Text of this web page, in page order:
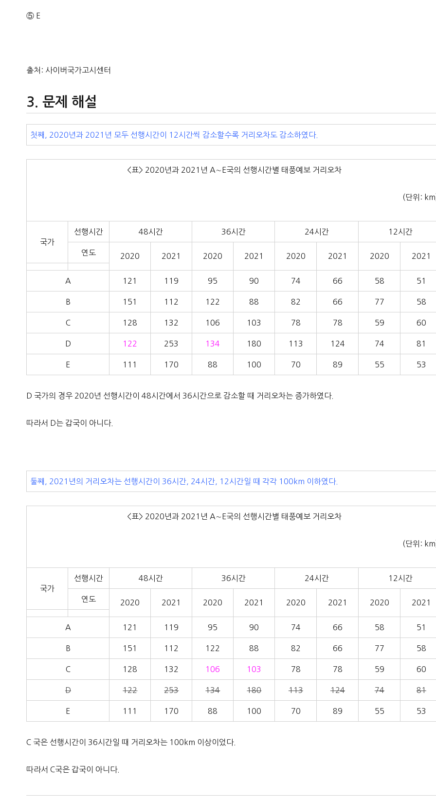
⑤ E
출처: 사이버국가고시센터
문제 해설
첫째, 2020년과 2021년 모두 선행시간이 12시간씩 감소할수록 거리오차도 감소하였다.
<표> 2020년과 2021년 A∼E국의 선행시간별 태풍예보 거리오차
(단위:
국가
선행시간 48시간 36시간 24시간 12시간
연도 2020 2021 2020 2021 2020 2021 2020 2021
A 121 119 95 90 74 66 58 51
B 151 112 122 88 82 66 77 58
C 128 132 106 103 78 78 59 60
D 122 253 134 180 113 124 74 81
E 111 170 88 100 70 89 55 53
D 국가의 경우 2020년 선행시간이 48시간에서 36시간으로 감소할 때 거리오차는 증가하였다.
따라서 D는 갑국이 아니다.
둘째, 2021년의 거리오차는 선행시간이 36시간, 24시간, 12시간일 때 각각 100km 이하였다.
<표> 2020년과 2021년 A∼E국의 선행시간별 태풍예보 거리오차
(단위:
국가
선행시간 48시간 36시간 24시간 12시간
연도 2020 2021 2020 2021 2020 2021 2020 2021
A 121 119 95 90 74 66 58 51
B 151 112 122 88 82 66 77 58
C 128 132 106 103 78 78 59 60
D 122 253 134 180 113 124 74 81
E 111 170 88 100 70 89 55 53
C 국은 선행시간이 36시간일 때 거리오차는 100km 이상이었다.
따라서 C국은 갑국이 아니다.